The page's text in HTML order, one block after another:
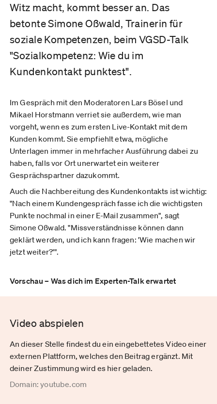
Witz macht, kommt besser an. Das
betonte Simone Oßwald, Trainerin für
soziale Kompetenzen, beim VGSD-Talk
"Sozialkompetenz: Wie du im
Kundenkontakt punktest".
Im Gespräch mit den Moderatoren Lars Bösel und
Mikael Horstmann verriet sie außerdem, wie man
vorgeht, wenn es zum ersten Live-Kontakt mit dem
Kunden kommt. Sie empfiehlt etwa, mögliche
Unterlagen immer in mehrfacher Ausführung dabei zu
haben, falls vor Ort unerwartet ein weiterer
Gesprächspartner dazukommt.
Auch die Nachbereitung des Kundenkontakts ist wichtig:
"Nach einem Kundengespräch fasse ich die wichtigsten
Punkte nochmal in einer E-Mail zusammen", sagt
Simone Oßwald. "Missverständnisse können dann
geklärt werden, und ich kann fragen: 'Wie machen wir
jetzt weiter?'".
Vorschau – Was dich im Experten-Talk erwartet
Video abspielen
An dieser Stelle findest du ein eingebettetes Video einer
externen Plattform, welches den Beitrag ergänzt. Mit
deiner Zustimmung wird es hier geladen.
Domain: youtube.com